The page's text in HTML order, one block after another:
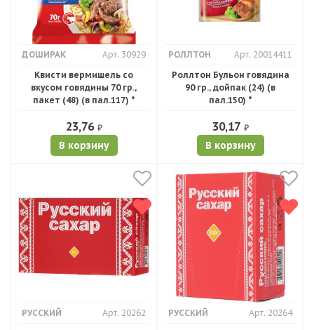
ДОШИРАК
Арт. 30929
Квисти вермишель со
вкусом говядины 70 гр.,
пакет (48) (в пал.117) *
23,76 ₽
В корзину
РОЛЛТОН
Арт. 20014411
Роллтон Бульон говядина
90 гр., дойпак (24) (в
пал.150) *
30,17 ₽
В корзину
РУССКИЙ Арт. 20262 РУССКИЙ Арт. 20264